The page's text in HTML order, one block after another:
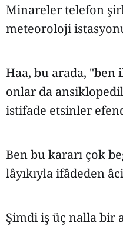
Minareler telefon
meteoroloji
Haa, bu arada,
onlar da
istifade etsinler
Ben bu kararı çok
lâyıkıyla ifâdeden
Şimdi iş üç nalla bir